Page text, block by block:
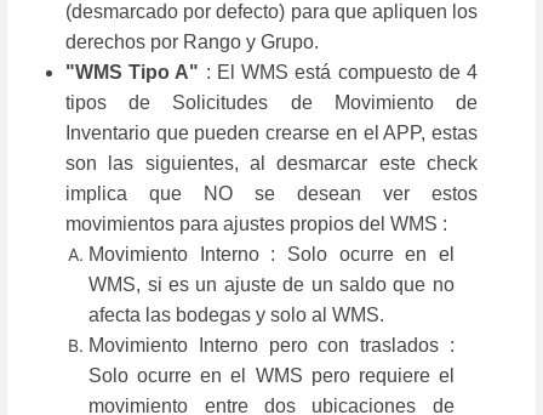
(desmarcado por defecto) para que apliquen los
derechos por Rango y Grupo.
"WMS Tipo A" : El WMS está compuesto de 4
tipos de Solicitudes de Movimiento de
Inventario que pueden crearse en el APP, estas
son las siguientes, al desmarcar este check
implica que NO se desean ver estos
movimientos para ajustes propios del WMS :
Movimiento Interno : Solo ocurre en el
WMS, si es un ajuste de un saldo que no
afecta las bodegas y solo al WMS.
Movimiento Interno pero con traslados :
Solo ocurre en el WMS pero requiere el
movimiento entre dos ubicaciones de